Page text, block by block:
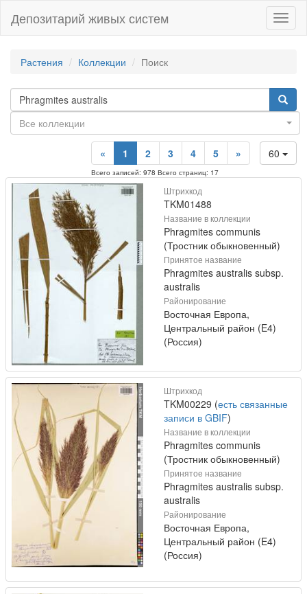
Депозитарий живых систем
Растения Коллекции Поиск
Все коллекции
60
« 1 2 3 4 5 »
Всего записей: 978 Всего страниц: 17
Штрихкод
TKM01488
Название в коллекции
Phragmites communis
(Тростник обыкновенный)
Принятое название
Phragmites australis subsp.
australis
Районирование
Восточная Европа,
Центральный район (E4)
(Россия)
Штрихкод
TKM00229 (есть связанные
записи в GBIF)
Название в коллекции
Phragmites communis
(Тростник обыкновенный)
Принятое название
Phragmites australis subsp.
australis
Районирование
Восточная Европа,
Центральный район (E4)
(Россия)